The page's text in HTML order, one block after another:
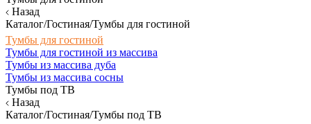
Назад
Каталог/Гостиная/Тумбы для гостиной
Тумбы для гостиной
Тумбы для гостиной из массива
Тумбы из массива дуба
Тумбы из массива сосны
Тумбы под ТВ
Назад
Каталог/Гостиная/Тумбы под ТВ